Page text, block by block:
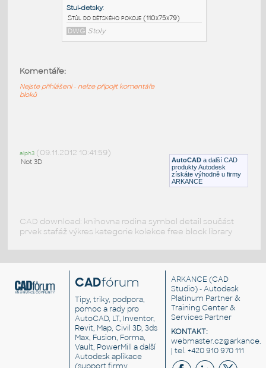
Kancelářský stůl
DWG Kancelář
RFA Stoly
Stoly AutoCAD a další CAD
produkty Autodesk
získáte výhodně u firmy
ARKANCE
Komentáře:
Nejste přihlášeni - nelze připojit komentáře
bloků
alph3 (09.11.2012 10:41:59)
Not 3D
CAD download: knihovna rodina symbol detail součást
prvek stafáž výkres kategorie kolekce free block library
CADfórum
Tipy, triky, podpora,
pomoc a rady pro
AutoCAD, LT, Inventor,
Revit, Map, Civil 3D, 3ds
Max, Fusion, Forma,
Vault, PowerMill a další
Autodesk aplikace
ARKANCE (CAD
Studio) - Autodesk
Platinum Partner &
Training Center &
Services Partner
KONTAKT:
| tel. +420 910 970 111